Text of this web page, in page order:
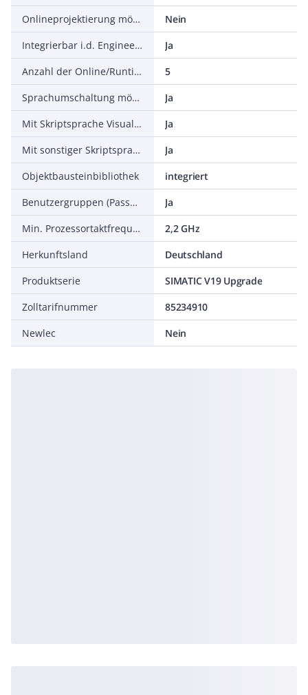
Onlineprojektierung möglich
Nein
Integrierbar i.d. Engineeringsoftware f.d. Autom.-System
Ja
Anzahl der Online/Runtime-Sprachen
5
Sprachumschaltung möglich
Ja
Mit Skriptsprache Visual Basic
Ja
Mit sonstiger Skriptsprache
Ja
Objektbausteinbibliothek
integriert
Benutzergruppen (Passwortschutz) möglich
Ja
Min. Prozessortaktfrequenz, Runtimesystem
2,2 GHz
Herkunftsland
Deutschland
Produktserie
SIMATIC V19 Upgrade
Zolltarifnummer
85234910
Newlec
Nein